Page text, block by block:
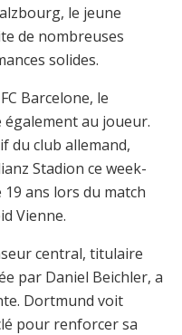
le jeune
de nombreuses
solides.
Barcelone, le
également au joueur.
du club allemand,
Stadion ce week-
ans lors du match
Vienne.
central, titulaire
par Daniel Beichler, a
Dortmund voit
pour renforcer sa